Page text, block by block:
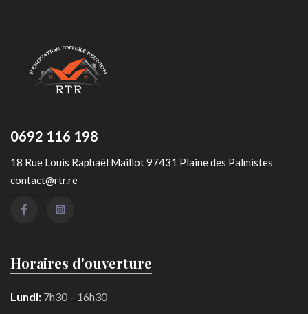
0692 116 198
18 Rue Louis Raphaël Maillot 97431 Plaine des Palmistes
contact@rtr.re
Horaires d'ouverture
Lundi: 7h30 – 16h30